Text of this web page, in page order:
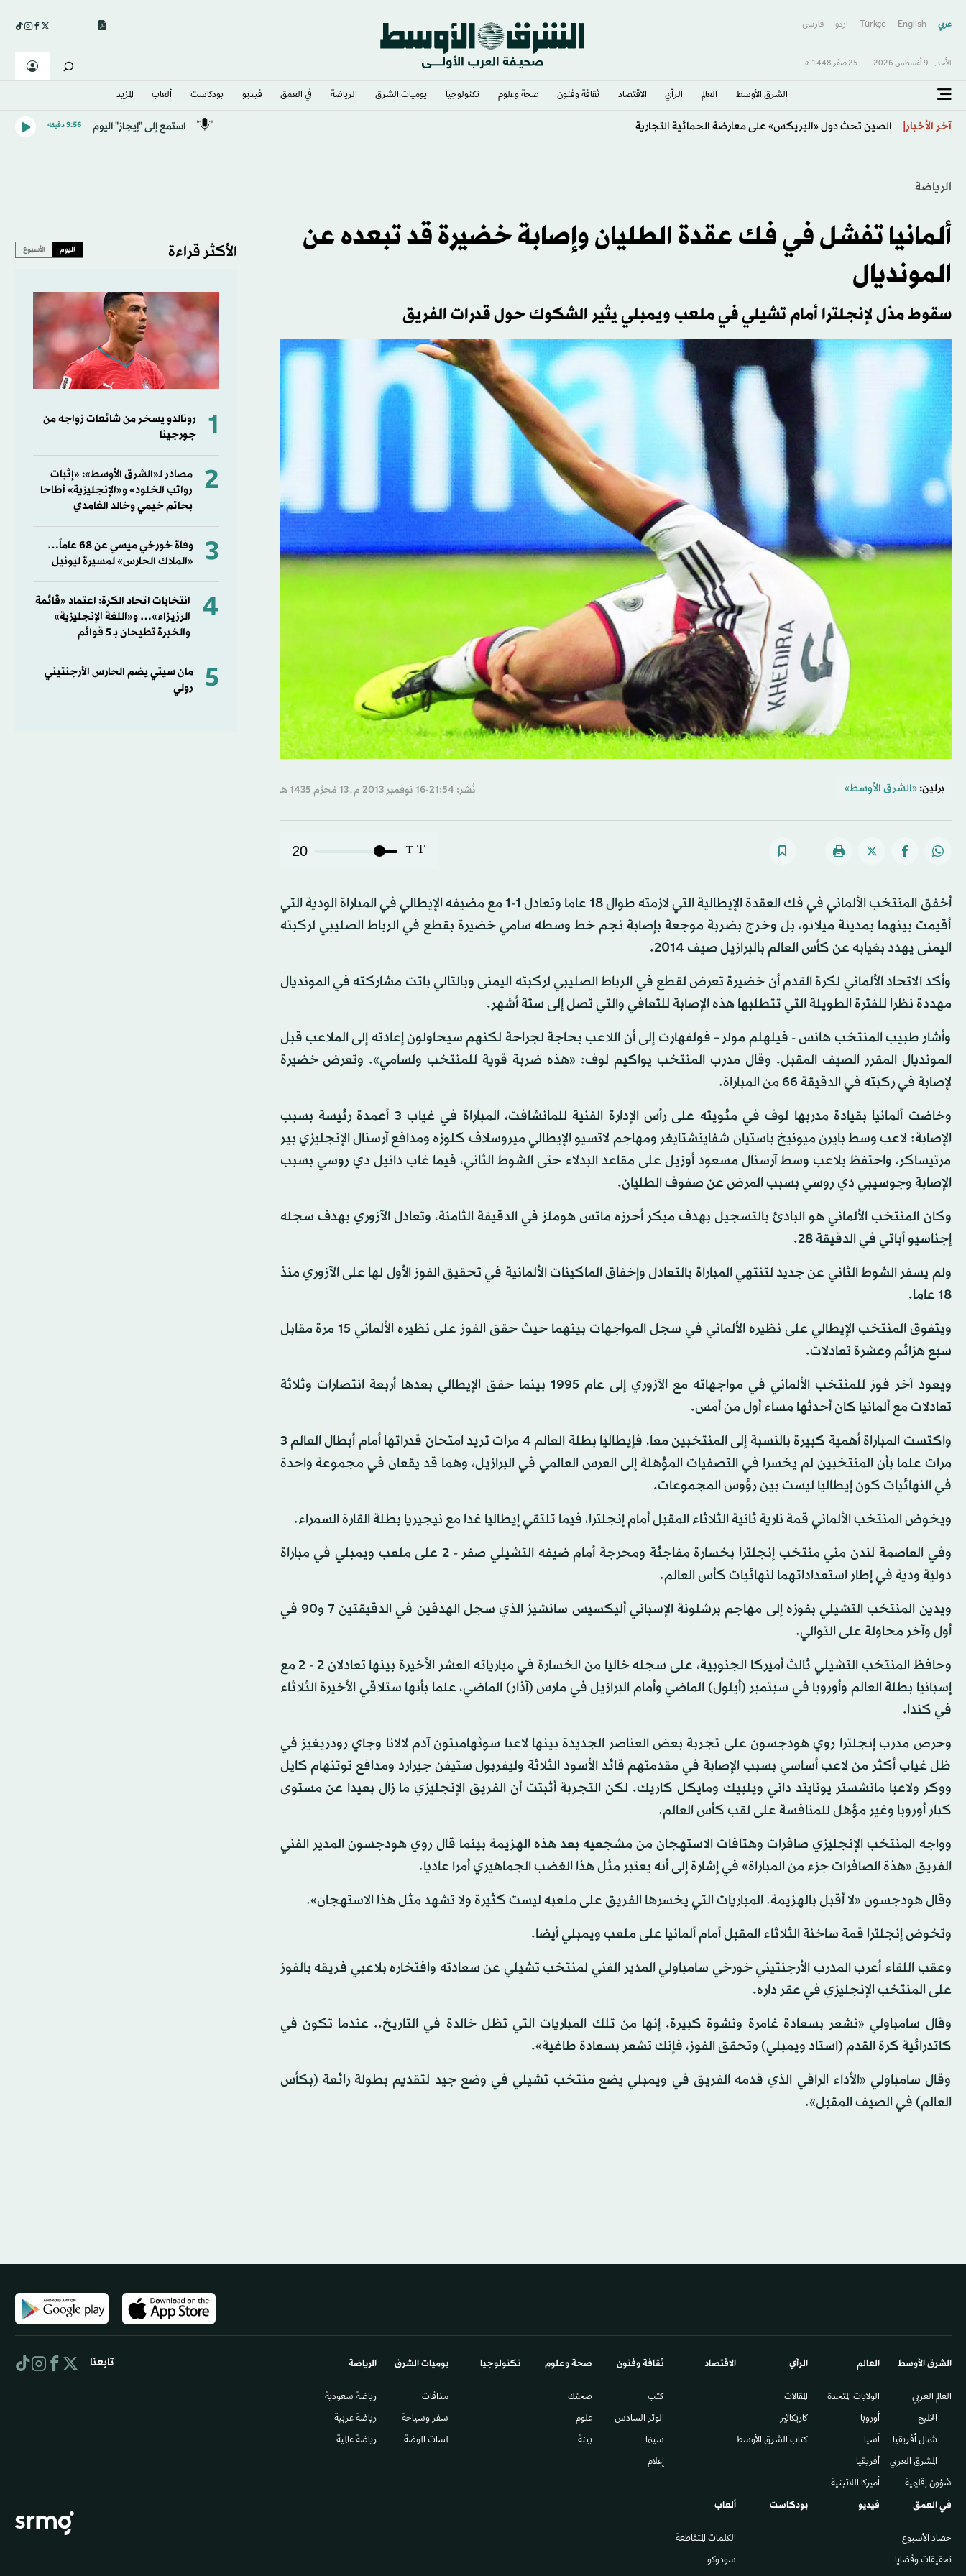
عربي English
Türkçe اردو فارسى
الأحد, 9 أغسطس 2026 - 25 صفَر 1448 هـ
الشرق الأوسط​ العالم الرأي الاقتصاد ثقافة وفنون صحة وعلوم تكنولوجيا يوميات الشرق​ الرياضة في العمق فيديو بودكاست ألعاب المزيد
آخر الأخبار رئيس الجزائر يهنئ منتخب كرة القدم للسيدات ببلوغه مونديال البرازيل استمع إلى "إيجاز" اليوم 9:56 دقيقه
الرياضة
ألمانيا تفشل في فك عقدة الطليان وإصابة خضيرة قد تبعده عن
المونديال
سقوط مذل لإنجلترا أمام تشيلي في ملعب ويمبلي يثير الشكوك حول قدرات الفريق
برلين: «الشرق الأوسط» نُشر: 21:54-16 نوفمبر 2013 م ـ 13 مُحرَّم 1435 هـ
T
T
20
أخفق المنتخب الألماني في فك العقدة الإيطالية التي لازمته طوال 18 عاما وتعادل 1-1 مع مضيفه الإيطالي في المباراة الودية التي
أقيمت بينهما بمدينة ميلانو، بل وخرج بضربة موجعة بإصابة نجم خط وسطه سامي خضيرة بقطع في الرباط الصليبي لركبته
اليمنى يهدد بغيابه عن كأس العالم بالبرازيل صيف 2014.
وأكد الاتحاد الألماني لكرة القدم أن خضيرة تعرض لقطع في الرباط الصليبي لركبته اليمنى وبالتالي باتت مشاركته في المونديال
مهددة نظرا للفترة الطويلة التي تتطلبها هذه الإصابة للتعافي والتي تصل إلى ستة أشهر.
وأشار طبيب المنتخب هانس - فيلهلم مولر – فولفهارت إلى أن اللاعب بحاجة لجراحة لكنهم سيحاولون إعادته إلى الملاعب قبل
المونديال المقرر الصيف المقبل. وقال مدرب المنتخب يواكيم لوف: «هذه ضربة قوية للمنتخب ولسامي». وتعرض خضيرة
لإصابة في ركبته في الدقيقة 66 من المباراة.
وخاضت ألمانيا بقيادة مدربها لوف في مئويته على رأس الإدارة الفنية للمانشافت، المباراة في غياب 3 أعمدة رئيسة بسبب
الإصابة: لاعب وسط بايرن ميونيخ باستيان شفاينشتايغر ومهاجم لاتسيو الإيطالي ميروسلاف كلوزه ومدافع آرسنال الإنجليزي بير
مرتيساكر، واحتفظ بلاعب وسط آرسنال مسعود أوزيل على مقاعد البدلاء حتى الشوط الثاني، فيما غاب دانيل دي روسي بسبب
الإصابة وجوسيبي دي روسي بسبب المرض عن صفوف الطليان.
وكان المنتخب الألماني هو البادئ بالتسجيل بهدف مبكر أحرزه ماتس هوملز في الدقيقة الثامنة، وتعادل الآزوري بهدف سجله
إجناسيو أباتي في الدقيقة 28.
ولم يسفر الشوط الثاني عن جديد لتنتهي المباراة بالتعادل وإخفاق الماكينات الألمانية في تحقيق الفوز الأول لها على الآزوري منذ
18 عاما.
ويتفوق المنتخب الإيطالي على نظيره الألماني في سجل المواجهات بينهما حيث حقق الفوز على نظيره الألماني 15 مرة مقابل
سبع هزائم وعشرة تعادلات.
ويعود آخر فوز للمنتخب الألماني في مواجهاته مع الآزوري إلى عام 1995 بينما حقق الإيطالي بعدها أربعة انتصارات وثلاثة
تعادلات مع ألمانيا كان أحدثها مساء أول من أمس.
واكتست المباراة أهمية كبيرة بالنسبة إلى المنتخبين معا، فإيطاليا بطلة العالم 4 مرات تريد امتحان قدراتها أمام أبطال العالم 3
مرات علما بأن المنتخبين لم يخسرا في التصفيات المؤهلة إلى العرس العالمي في البرازيل، وهما قد يقعان في مجموعة واحدة
في النهائيات كون إيطاليا ليست بين رؤوس المجموعات.
ويخوض المنتخب الألماني قمة نارية ثانية الثلاثاء المقبل أمام إنجلترا، فيما تلتقي إيطاليا غدا مع نيجيريا بطلة القارة السمراء.
وفي العاصمة لندن مني منتخب إنجلترا بخسارة مفاجئة ومحرجة أمام ضيفه التشيلي صفر - 2 على ملعب ويمبلي في مباراة
دولية ودية في إطار استعداداتهما لنهائيات كأس العالم.
ويدين المنتخب التشيلي بفوزه إلى مهاجم برشلونة الإسباني أليكسيس سانشيز الذي سجل الهدفين في الدقيقتين 7 و90 في
أول وآخر محاولة على التوالي.
وحافظ المنتخب التشيلي ثالث أميركا الجنوبية، على سجله خاليا من الخسارة في مبارياته العشر الأخيرة بينها تعادلان 2 - 2 مع
إسبانيا بطلة العالم وأوروبا في سبتمبر (أيلول) الماضي وأمام البرازيل في مارس (آذار) الماضي، علما بأنها ستلاقي الأخيرة الثلاثاء
في كندا.
وحرص مدرب إنجلترا روي هودجسون على تجربة بعض العناصر الجديدة بينها لاعبا سوثهامبتون آدم لالانا وجاي رودريغيز في
ظل غياب أكثر من لاعب أساسي بسبب الإصابة في مقدمتهم قائد الأسود الثلاثة وليفربول ستيفن جيرارد ومدافع توتنهام كايل
ووكر ولاعبا مانشستر يونايتد داني ويلبيك ومايكل كاريك. لكن التجربة أثبتت أن الفريق الإنجليزي ما زال بعيدا عن مستوى
كبار أوروبا وغير مؤهل للمنافسة على لقب كأس العالم.
وواجه المنتخب الإنجليزي صافرات وهتافات الاستهجان من مشجعيه بعد هذه الهزيمة بينما قال روي هودجسون المدير الفني
الفريق «هذة الصافرات جزء من المباراة» في إشارة إلى أنه يعتبر مثل هذا الغضب الجماهيري أمرا عاديا.
وقال هودجسون «لا أقبل بالهزيمة. المباريات التي يخسرها الفريق على ملعبه ليست كثيرة ولا تشهد مثل هذا الاستهجان».
وتخوض إنجلترا قمة ساخنة الثلاثاء المقبل أمام ألمانيا على ملعب ويمبلي أيضا.
وعقب اللقاء أعرب المدرب الأرجنتيني خورخي سامباولي المدير الفني لمنتخب تشيلي عن سعادته وافتخاره بلاعبي فريقه بالفوز
على المنتخب الإنجليزي في عقر داره.
وقال سامباولي «نشعر بسعادة غامرة ونشوة كبيرة. إنها من تلك المباريات التي تظل خالدة في التاريخ.. عندما تكون في
كاتدرائية كرة القدم (استاد ويمبلي) وتحقق الفوز، فإنك تشعر بسعادة طاغية».
وقال سامباولي «الأداء الراقي الذي قدمه الفريق في ويمبلي يضع منتخب تشيلي في وضع جيد لتقديم بطولة رائعة (بكأس
العالم) في الصيف المقبل».
الأكثر قراءة اليوم الأسبوع
1
رونالدو يسخر من شائعات زواجه من
جورجينا
2
مصادر لـ«الشرق الأوسط»: «إثبات
رواتب الخلود» و«الإنجليزية» أطاحا
بحاتم خيمي وخالد الغامدي
3
وفاة خورخي ميسي عن 68 عاماً…
«الملاك الحارس» لمسيرة ليونيل
4
انتخابات اتحاد الكرة: اعتماد «قائمة
الرزيزاء»… و«اللغة الإنجليزية»
والخبرة تطيحان بـ 5 قوائم
5
مان سيتي يضم الحارس الأرجنتيني
رولي
الشرق الأوسط​
العالم العربي
الخليج
شمال أفريقيا
المشرق العربي
شؤون إقليمية
العالم
الولايات المتحدة
أوروبا
آسيا
أفريقيا
أميركا اللاتينية
الرأي
المقالات
كاريكاتير
كتاب الشرق الأوسط
الاقتصاد ثقافة وفنون
كتب
الوتر السادس​
سينما
إعلام
صحة وعلوم
صحتك
علوم
بيئة
تكنولوجيا يوميات الشرق​
مذاقات
سفر وسياحة
لمسات الموضة
الرياضة
رياضة سعودية
رياضة عربية
رياضة عالمية
في العمق
حصاد الأسبوع
تحقيقات وقضايا
فيديو بودكاست ألعاب
الكلمات المتقاطعة
سودوكو
تابعنا